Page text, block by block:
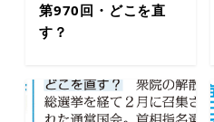
第970回・どこを直
す？